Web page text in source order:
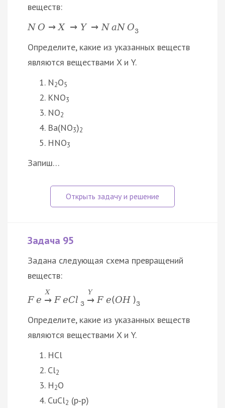
веществ:
N O → X → Y → NaN O3
Определите, какие из указанных веществ
являются веществами X и Y.
N2O5
KNO3
NO2
Ba(NO3)2
HNO3
Запиш…
Задача 95
Задана следующая схема превращений
веществ:
Fe
X
→ F eCl 3
Y
→ F e(OH )3
Определите, какие из указанных веществ
являются веществами X и Y.
HCl
Cl2
H2O
CuCl2 (р‑р)